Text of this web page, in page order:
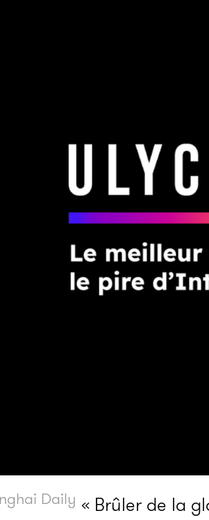
Daily « Brûler de la